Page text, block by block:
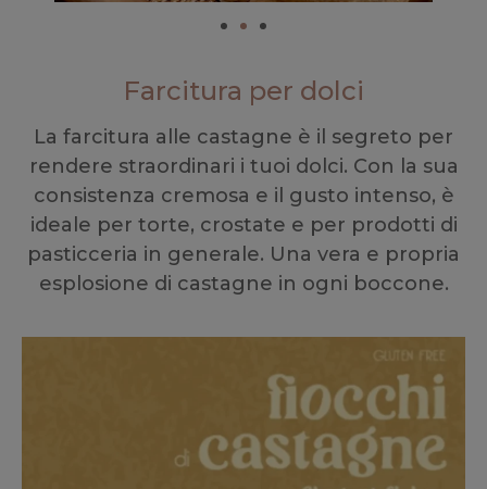
Farcitura per dolci
La farcitura alle castagne è il segreto per
rendere straordinari i tuoi dolci. Con la sua
consistenza cremosa e il gusto intenso, è
ideale per torte, crostate e per prodotti di
pasticceria in generale. Una vera e propria
esplosione di castagne in ogni boccone.